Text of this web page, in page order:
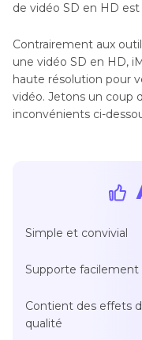
de vidéo SD en HD est
Contrairement aux
une vidéo SD en HD,
haute résolution pour
vidéo. Jetons un coup
inconvénients ci-
Simple et convivial
Supporte facilement
Contient des effets
qualité